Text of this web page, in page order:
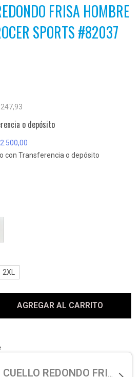
FRISA HOMBRE
SPORTS #82037
o depósito
con Transferencia o depósito
2XL